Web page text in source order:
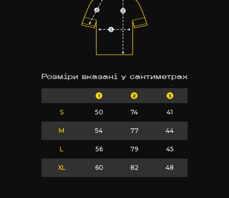
Розміри вказані у сантиметрах
1 2 3
S 50 74 41
M 54 77 44
L 56 79 45
XL 60 82 48